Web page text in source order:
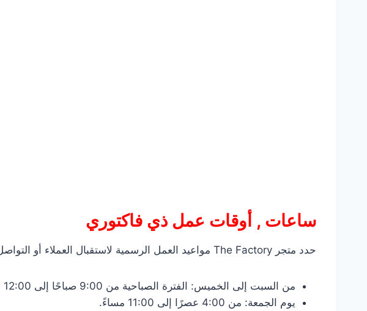
ساعات , أوقات عمل ذي فاكتوري
حدد متجر The Factory مواعيد العمل الرسمية لاستقبال العملاء أو التواصل عبر مركز خدمة العملاء، وذلك وفق الجدول التالي:
من السبت إلى الخميس: الفترة الصباحية من 9:00 صباحًا إلى 12:00 ظهرًا، والفترة المسائية من 4:00 عصرًا إلى 11:00 مساءً.
يوم الجمعة: من 4:00 عصرًا إلى 11:00 مساءً.